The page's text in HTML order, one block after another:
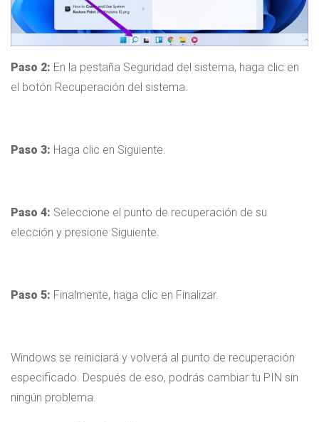
Paso 2: En la pestaña Seguridad del sistema, haga clic en
el botón Recuperación del sistema.
Paso 3: Haga clic en Siguiente.
Paso 4: Seleccione el punto de recuperación de su
elección y presione Siguiente.
Paso 5: Finalmente, haga clic en Finalizar.
Windows se reiniciará y volverá al punto de recuperación
especificado. Después de eso, podrás cambiar tu PIN sin
ningún problema.